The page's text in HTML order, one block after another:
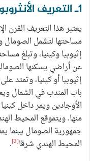
1ـ التعريف الأنثروبولوجي والجغرافي:
يعتبر هذا التعريف القرن
مساحتها لتشمل
عن أراضي يسكنها
إثيوبيا أو كينيا،
باب المندب في الشمال
الأوجادين ويمر داخل
منها. ويتموقع المحيط
جمهورية الصومال بينما
المحيط الهندي شرقا[2]
.